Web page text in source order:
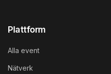
Plattform
Alla event
Nätverk